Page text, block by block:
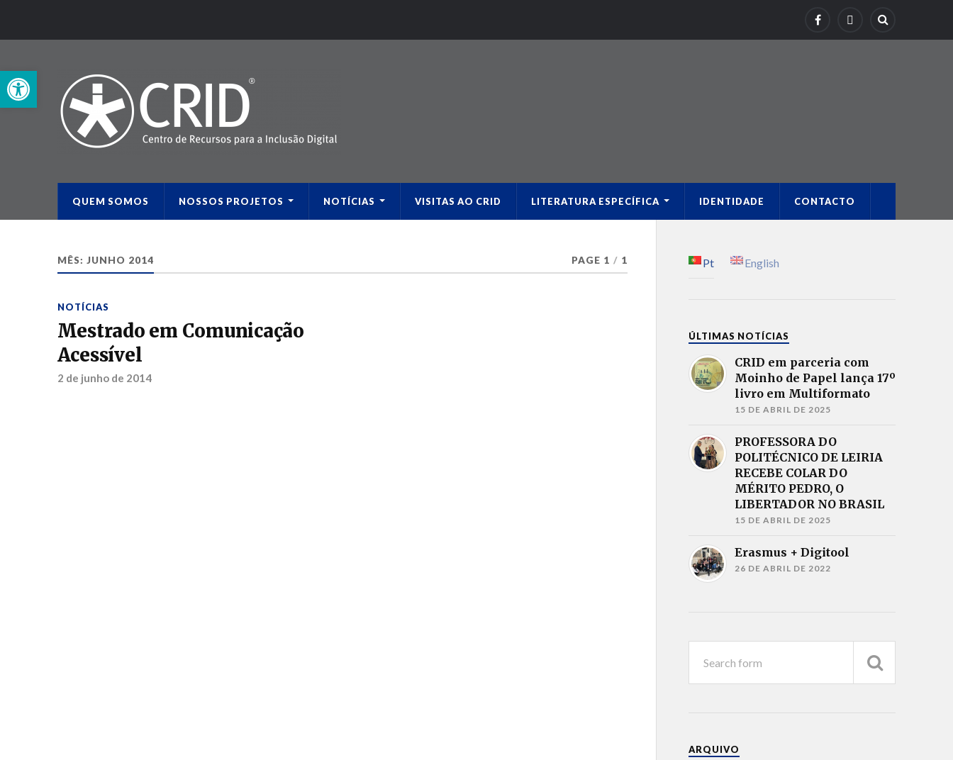
Open toolbar
QUEM SOMOS NOSSOS PROJETOS NOTÍCIAS VISITAS AO CRID LITERATURA ESPECÍFICA IDENTIDADE CONTACTO
MÊS: JUNHO 2014 PAGE 1 / 1
NOTÍCIAS
Mestrado em Comunicação
Acessível
2 de junho de 2014
Pt English
ÚLTIMAS NOTÍCIAS
CRID em parceria com
Moinho de Papel lança 17º
livro em Multiformato
15 DE ABRIL DE 2025
PROFESSORA DO
POLITÉCNICO DE LEIRIA
RECEBE COLAR DO
MÉRITO PEDRO, O
LIBERTADOR NO BRASIL
15 DE ABRIL DE 2025
Erasmus + Digitool
26 DE ABRIL DE 2022
ARQUIVO